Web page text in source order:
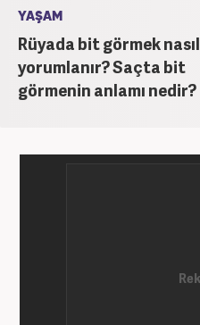
YAŞAM
Rüyada bit görmek nasıl
yorumlanır? Saçta bit
görmenin anlamı nedir?